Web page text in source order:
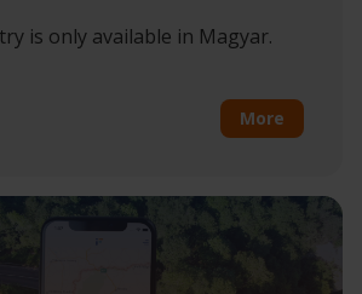
is only available in Magyar.
More